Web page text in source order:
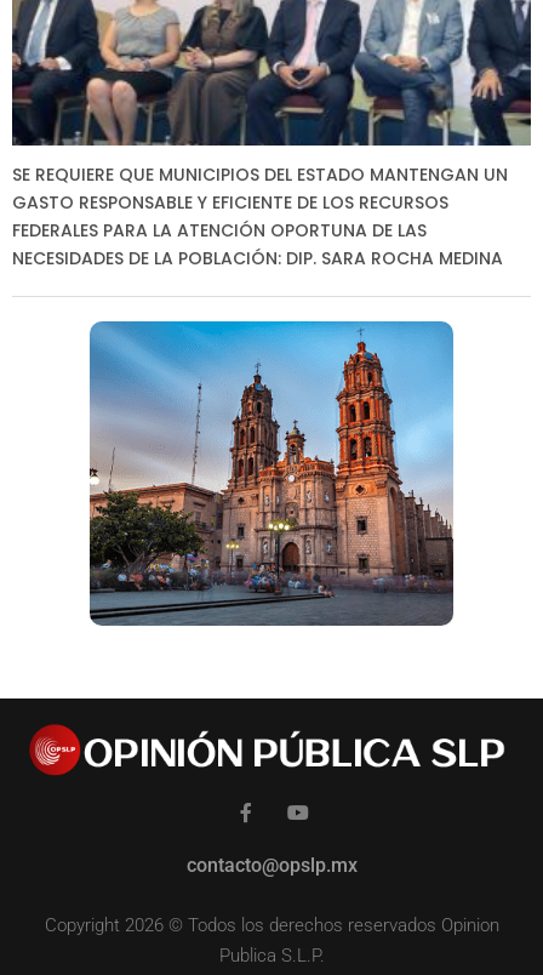
SE REQUIERE QUE MUNICIPIOS DEL ESTADO MANTENGAN UN
GASTO RESPONSABLE Y EFICIENTE DE LOS RECURSOS
FEDERALES PARA LA ATENCIÓN OPORTUNA DE LAS
NECESIDADES DE LA POBLACIÓN: DIP. SARA ROCHA MEDINA
contacto@opslp.mx
Copyright 2026 © Todos los derechos reservados Opinion
Publica S.L.P.